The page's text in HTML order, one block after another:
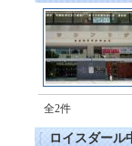
全2件
ロイスダール